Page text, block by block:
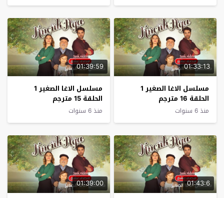
01:33:13
مسلسل الاغا الصغير 1
الحلقة 16 مترجم
منذ 6 سنوات
01:39:59
مسلسل الاغا الصغير 1
الحلقة 15 مترجم
منذ 6 سنوات
01:43:6
01:39:00